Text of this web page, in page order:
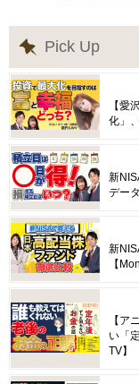
Pick Up
【愛
化」
新
デー
新
【
【ア
い「
TV】